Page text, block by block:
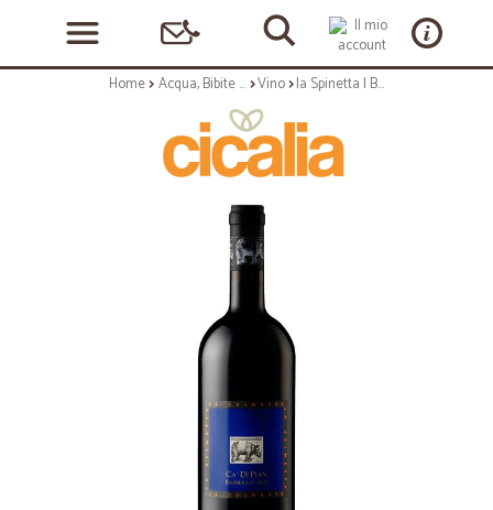
Home Acqua, Bibite e Alcolici Vino la Spinetta | Barbera Asti 'Ca' di Pian' - 75cl annata 2019